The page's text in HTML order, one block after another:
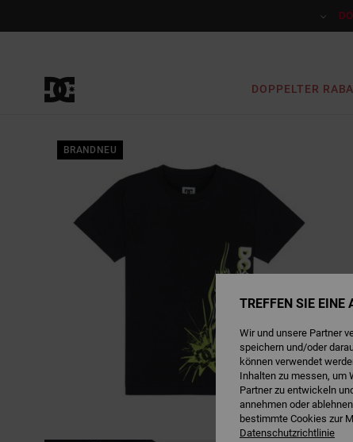
DOPPELTER
BRANDNEU
TREFFEN SIE EINE
Wir und unsere Partner
speichern und/oder
können verwendet
Inhalten zu messen, um
Partner zu entwickeln
annehmen oder
bestimmte Cookies zur
Datenschutzrichtlinie